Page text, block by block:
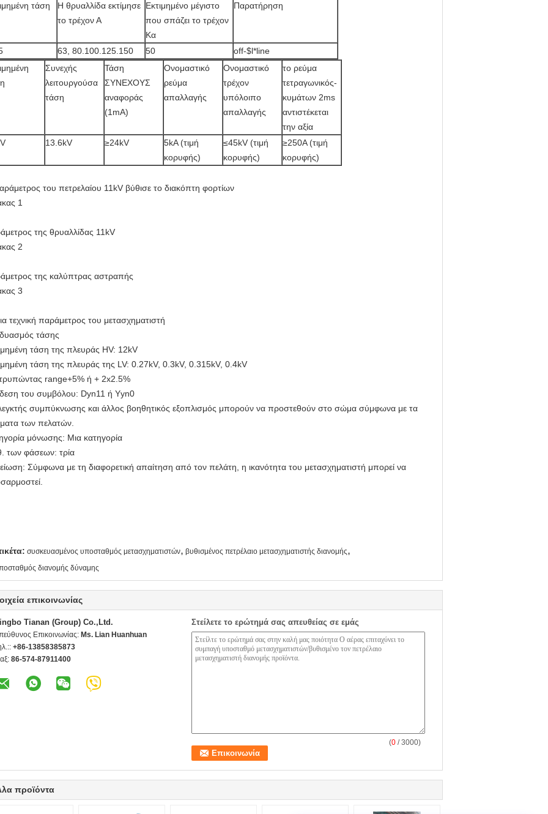
τάση
Η θρυαλλίδα εκτίμησε
το τρέχον Α
Εκτιμημένο μέγιστο
που σπάζει το τρέχον
Κα
Παρατήρηση
63, 80.100.125.150 50
off-$l*line
Συνεχής
λειτουργούσα
τάση
Τάση
ΣΥΝΕΧΟΥΣ
αναφοράς
(1mA)
Ονομαστικό
ρεύμα
απαλλαγής
Ονομαστικό
τρέχον
υπόλοιπο
απαλλαγής
το ρεύμα
τετραγωνικός-
κυμάτων 2ms
αντιστέκεται
την αξία
13.6kV ≥24kV
5kA (τιμή
κορυφής)
≤45kV (τιμή
κορυφής)
≥250A (τιμή
κορυφής)
του πετρελαίου 11kV βύθισε το διακόπτη φορτίων
1
της θρυαλλίδας 11kV
2
της καλύπτρας αστραπής
3
τεχνική παράμετρος του μετασχηματιστή
τάσης
τάση της πλευράς HV: 12kV
τάση της πλευράς της LV: 0.27kV, 0.3kV, 0.315kV, 0.4kV
range+5% ή + 2x2.5%
του συμβόλου: Dyn11 ή Yyn0
συμπύκνωσης και άλλος βοηθητικός εξοπλισμός μπορούν να προστεθούν στο σώμα σύμφωνα με τα
των πελατών.
μόνωσης: Μια κατηγορία
των φάσεων: τρία
Σύμφωνα με τη διαφορετική απαίτηση από τον πελάτη, η ικανότητα του μετασχηματιστή μπορεί να
συσκευασμένος υποσταθμός μετασχηματιστών, βυθισμένος πετρέλαιο μετασχηματιστής διανομής,
διανομής δύναμης
επικοινωνίας
Tianan (Group) Co.,Ltd.
Επικοινωνίας: Ms. Lian Huanhuan
+86-13858385873
86-574-87911400
Στείλετε το ερώτημά σας απευθείας σε εμάς
(0 / 3000)
προϊόντα